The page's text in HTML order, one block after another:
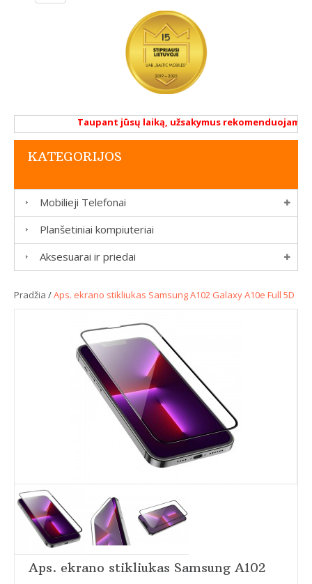
Taupant jūsų laiką, užsakymus rekomenduojame
KATEGORIJOS
Mobilieji Telefonai
Planšetiniai kompiuteriai
Aksesuarai ir priedai
Pradžia /Aps. ekrano stikliukas Samsung A102 Galaxy A10e Full 5D
Aps. ekrano stikliukas Samsung A102